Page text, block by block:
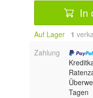
In
Auf Lager 1
Zahlung
Tagen